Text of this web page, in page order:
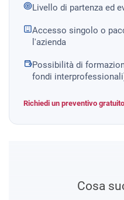
Livello di partenza ed
Accesso singolo o
l'azienda
Possibilità di
fondi
Richiedi un preventivo
Cosa